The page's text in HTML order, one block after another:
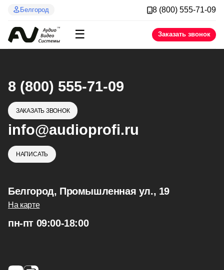
Белгород 8 (800) 555-71-09
☰ Заказать звонок
8 (800) 555-71-09
ЗАКАЗАТЬ ЗВОНОК
info@audioprofi.ru
НАПИСАТЬ
Белгород, Промышленная ул., 19
На карте
пн-пт 09:00-18:00